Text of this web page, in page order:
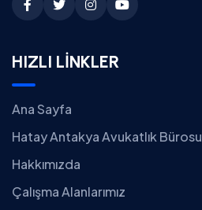
HIZLI LİNKLER
Ana Sayfa
Hatay Antakya Avukatlık Bürosu
Hakkımızda
Çalışma Alanlarımız